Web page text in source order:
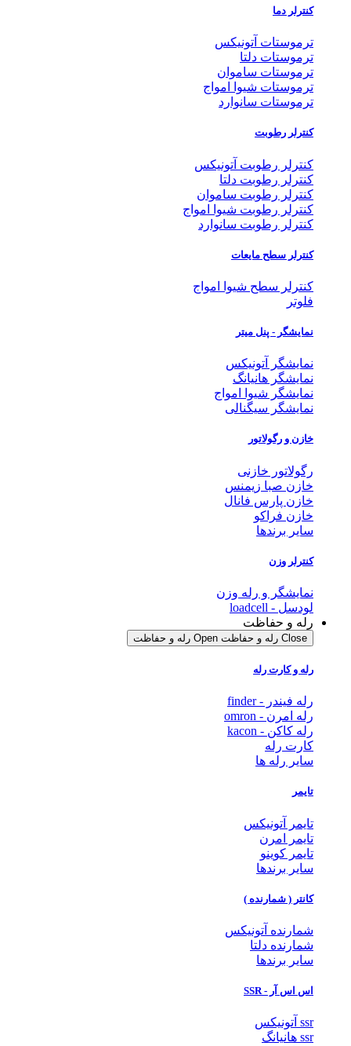
کنترلر دما
ترموستات آتونیکس
ترموستات دلتا
ترموستات ساموان
ترموستات شیوا امواج
ترموستات سانوارد
کنترلر رطوبت
کنترلر رطوبت آتونیکس
کنترلر رطوبت دلتا
کنترلر رطوبت ساموان
کنترلر رطوبت شیوا امواج
کنترلر رطوبت سانوارد
کنترلر سطح مایعات
کنترلر سطح شیوا امواج
فلوتر
نمایشگر - پنل میتر
نمایشگر آتونیکس
نمایشگر هانیانگ
نمایشگر شیوا امواج
نمایشگر سیگنالی
خازن و رگولاتور
رگولاتور خازنی
خازن صبا زیمنس
خازن پارس فانال
خازن فراکو
سایر برندها
کنترلر وزن
نمایشگر و رله وزن
لودسل - loadcell
رله و حفاظت
Close رله و حفاظت Open رله و حفاظت
رله و کارت رله
رله فیندر - finder
رله امرن - omron
رله کاکن - kacon
کارت رله
سایر رله ها
تایمر
تایمر آتونیکس
تایمر امرن
تایمر کوینو
سایر برندها
کانتر ( شمارنده )
شمارنده آتونیکس
شمارنده دلتا
سایر برندها
اس اس آر - SSR
ssr آتونیکس
ssr هانیانگ